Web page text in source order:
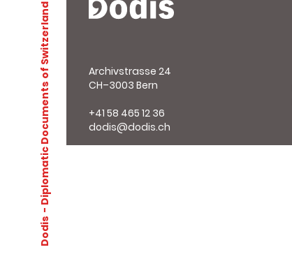
Dodis
- Diplomatic Documents of Switzerland
Archivstrasse 24
CH–3003 Bern
+41 58 465 12 36
dodis@dodis.ch